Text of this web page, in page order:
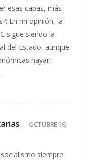
esas capas, más
En mi opinión, la
sigue siendo la
del Estado, aunque
hayan
OCTUBRE 16,
siempre